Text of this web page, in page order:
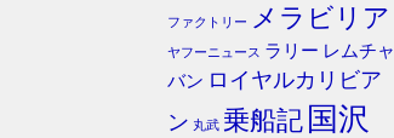
ファクトリー メラビリア
ヤフーニュース ラリー レムチャ
バン ロイヤルカリビア
ン 丸武 乗船記 国沢